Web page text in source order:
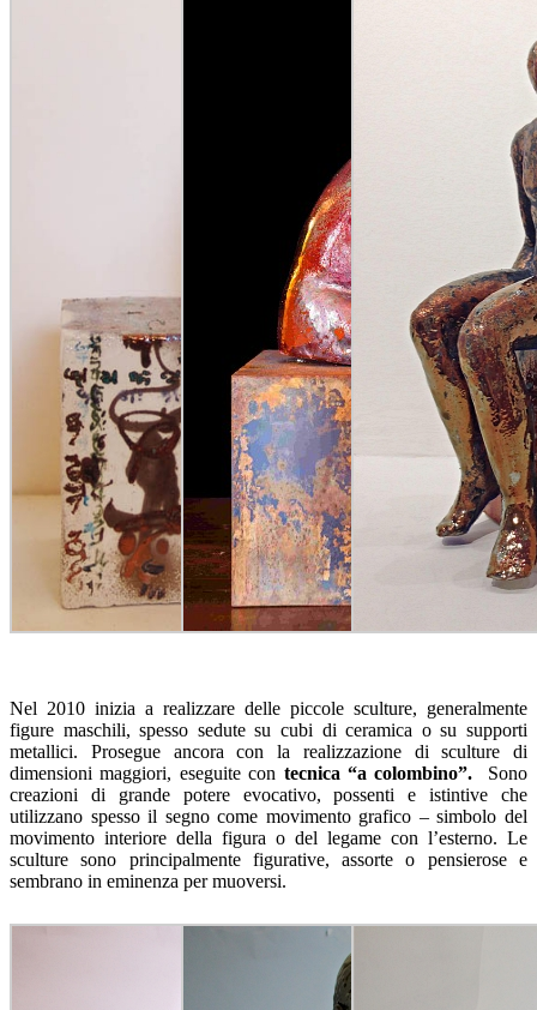
Nel 2010 inizia a realizzare delle piccole sculture, generalmente
figure maschili, spesso sedute su cubi di ceramica o su supporti
metallici. Prosegue ancora con la realizzazione di sculture di
dimensioni maggiori, eseguite con tecnica “a colombino”. Sono
creazioni di grande potere evocativo, possenti e istintive che
utilizzano spesso il segno come movimento grafico – simbolo del
movimento interiore della figura o del legame con l’esterno. Le
sculture sono principalmente figurative, assorte o pensierose e
sembrano in eminenza per muoversi.